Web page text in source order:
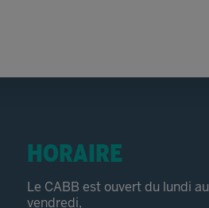
HORAIRE
Le CABB est ouvert du lundi au
vendredi,